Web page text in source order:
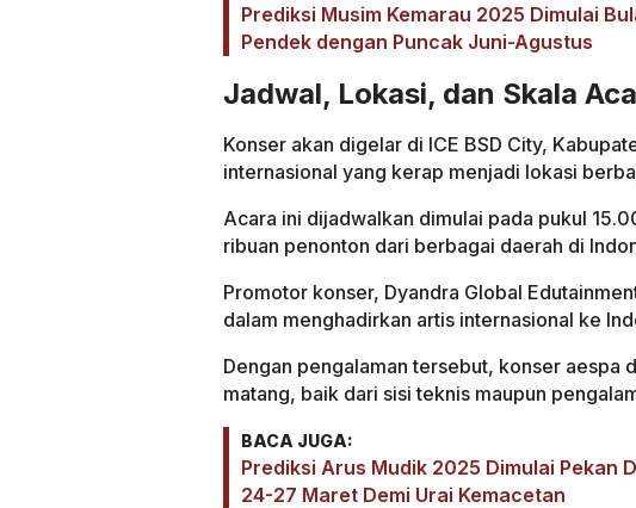
Prediksi Musim Kemarau 2025 Dimulai
Pendek dengan Puncak Juni-Agustus
Jadwal, Lokasi, dan Skala
Konser akan digelar di ICE BSD City,
internasional yang kerap menjadi lokasi
Acara ini dijadwalkan dimulai pada pukul
ribuan penonton dari berbagai daerah di
Promotor konser, Dyandra Global
dalam menghadirkan artis internasional ke
Dengan pengalaman tersebut, konser aespa
matang, baik dari sisi teknis maupun
BACA JUGA:
Prediksi Arus Mudik 2025 Dimulai Pekan
24-27 Maret Demi Urai Kemacetan